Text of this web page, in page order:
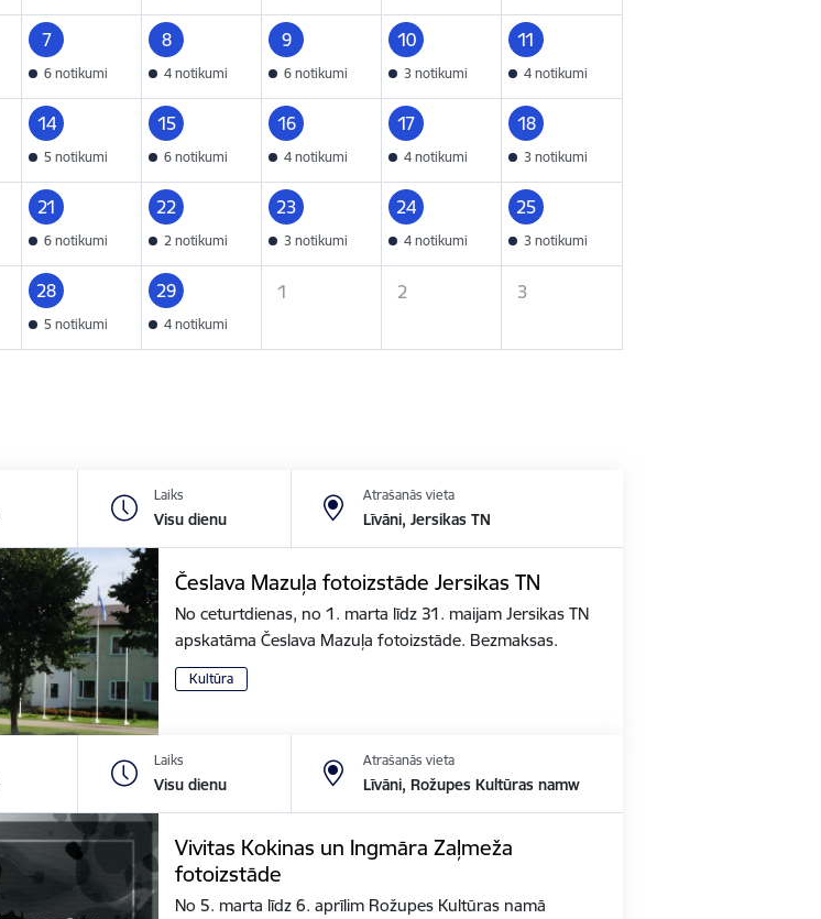
7
6 notikumi
8
4 notikumi
9
6 notikumi
10
3 notikumi
11
4 notikumi
14
5 notikumi
15
6 notikumi
16
4 notikumi
17
4 notikumi
18
3 notikumi
21
6 notikumi
22
2 notikumi
23
3 notikumi
24
4 notikumi
25
3 notikumi
28
5 notikumi
29
4 notikumi
1 2 3
Laiks
Visu dienu
Atrašanās vieta
Līvāni, Jersikas TN
Česlava Mazuļa fotoizstāde Jersikas TN
No ceturtdienas, no 1. marta līdz 31. maijam Jersikas TN
apskatāma Česlava Mazuļa fotoizstāde. Bezmaksas.
Kultūra
Laiks
Visu dienu
Atrašanās vieta
Līvāni, Rožupes Kultūras namw
Vivitas Kokinas un Ingmāra Zaļmeža
fotoizstāde
No 5. marta līdz 6. aprīlim Rožupes Kultūras namā